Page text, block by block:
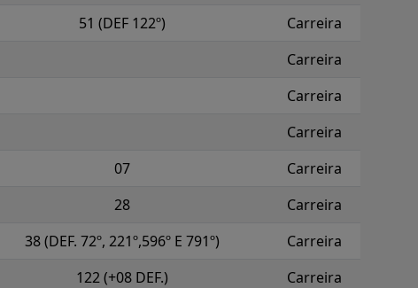
51 (DEF 122º)
Carreira
Carreira
Carreira
Carreira
07
Carreira
28
Carreira
38 (DEF. 72º, 221º,596º E 791º)
Carreira
122 (+08 DEF.)
Carreira